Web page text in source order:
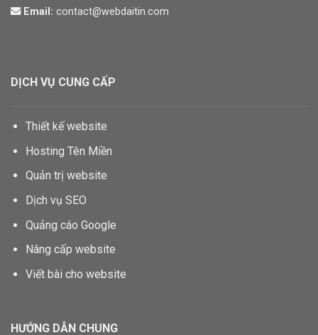
Email: contact@webdaitin.com
DỊCH VỤ CUNG CẤP
Thiết kế website
Hosting Tên Miền
Quản trị website
Dịch vụ SEO
Quảng cáo Google
Nâng cấp website
Viết bài cho website
HƯỚNG DẪN CHUNG